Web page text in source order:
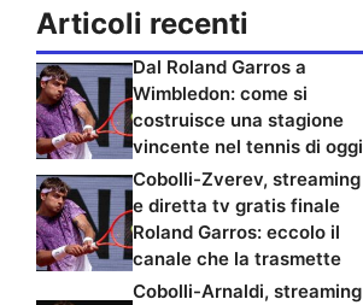
Articoli recenti
Dal Roland Garros a
Wimbledon: come si
costruisce una stagione
vincente nel tennis di oggi
Cobolli-Zverev, streaming
e diretta tv gratis finale
Roland Garros: eccolo il
canale che la trasmette
Cobolli-Arnaldi, streaming